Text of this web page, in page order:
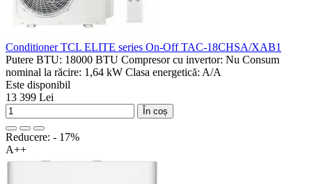
Conditioner TCL ELITЕ series On-Off TAC-18CHSA/XAB1
Putere BTU: 18000 BTU Compresor cu invertor: Nu Consum
nominal la răcire: 1,64 kW Clasa energetică: A/A
Este disponibil
13 399 Lei
În coș
Reducere: - 17%
A++